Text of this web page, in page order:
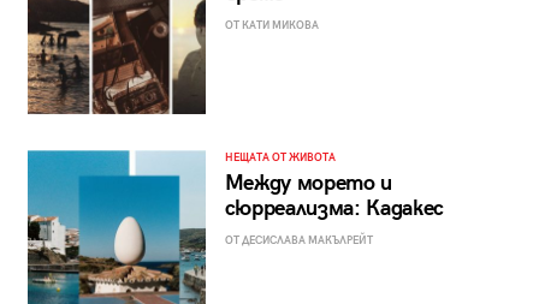
ОТ КАТИ МИКОВА
НЕЩАТА ОТ ЖИВОТА
Между морето и
сюрреализма: Кадакес
ОТ ДЕСИСЛАВА МАКЪЛРЕЙТ